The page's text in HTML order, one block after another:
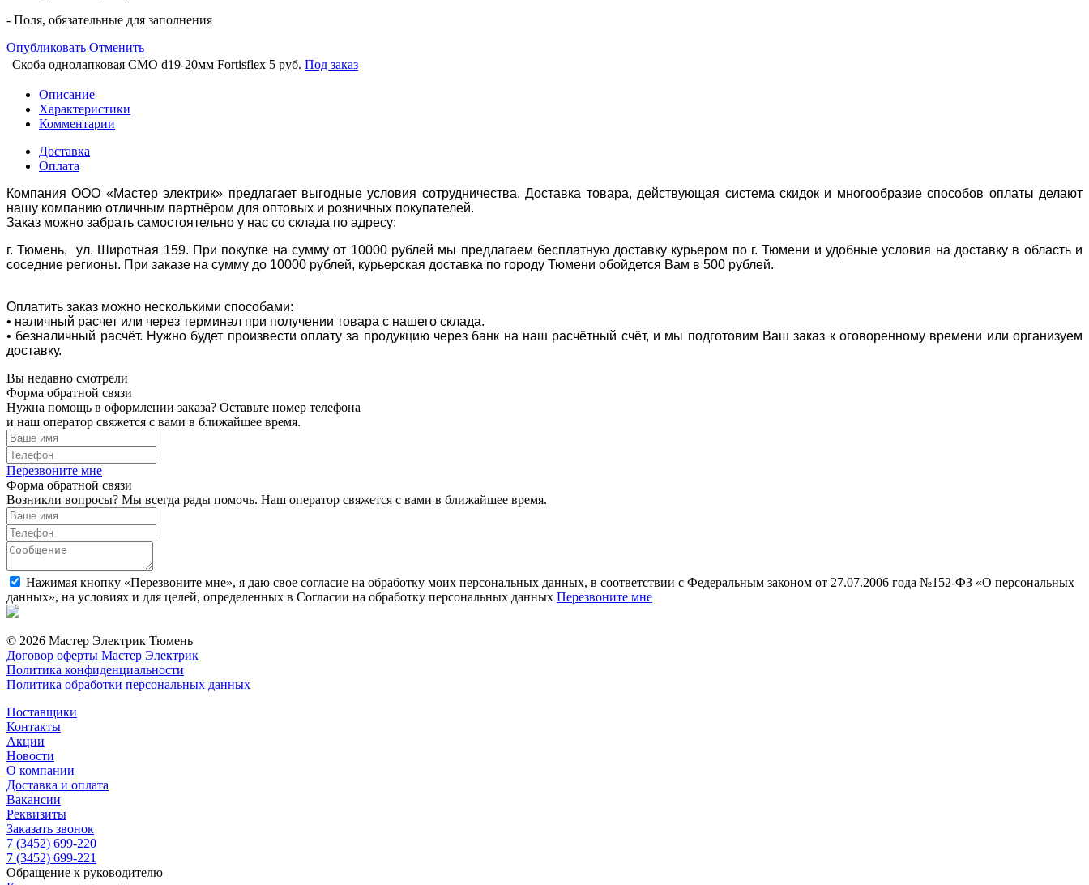
- Поля, обязательные для заполнения
Опубликовать Отменить
Скоба однолапковая СМО d19-20мм Fortisflex 5 руб. Под заказ
Описание
Характеристики
Комментарии
Доставка
Оплата
Компания ООО «Мастер электрик» предлагает выгодные условия сотрудничества. Доставка товара, действующая система скидок и многообразие способов оплаты делают
нашу компанию отличным партнёром для оптовых и розничных покупателей.
Заказ можно забрать самостоятельно у нас со склада по адресу:
г. Тюмень, ул. Широтная 159. При покупке на сумму от 10000 рублей мы предлагаем бесплатную доставку курьером по г. Тюмени и удобные условия на доставку в область и
соседние регионы. При заказе на сумму до 10000 рублей, курьерская доставка по городу Тюмени обойдется Вам в 500 рублей.
Оплатить заказ можно несколькими способами:
• наличный расчет или через терминал при получении товара с нашего склада.
• безналичный расчёт. Нужно будет произвести оплату за продукцию через банк на наш расчётный счёт, и мы подготовим Ваш заказ к оговоренному времени или организуем
доставку.
Вы недавно смотрели
Форма обратной связи
Нужна помощь в оформлении заказа? Оставьте номер телефона
и наш оператор свяжется с вами в ближайшее время.
Перезвоните мне
Форма обратной связи
Возникли вопросы? Мы всегда рады помочь. Наш оператор свяжется с вами в ближайшее время.
Нажимая кнопку «Перезвоните мне», я даю свое согласие на обработку моих персональных данных, в соответствии с Федеральным законом от 27.07.2006 года №152-ФЗ «О персональных
данных», на условиях и для целей, определенных в Согласии на обработку персональных данных Перезвоните мне
© 2026 Мастер Электрик Тюмень
Договор оферты Мастер Электрик
Политика конфиденциальности
Политика обработки персональных данных
Поставщики
Контакты
Акции
Новости
О компании
Доставка и оплата
Вакансии
Реквизиты
Заказать звонок
7 (3452) 699-220
7 (3452) 699-221
Обращение к руководителю